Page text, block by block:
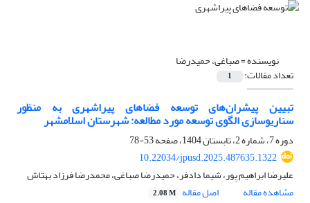
نویسنده =صباغی، حمیدرضا
تعداد مقالات: 1
تبیین پیشران‌های توسعه فضاهای پیراشهری به منظور
سناریو‌سازی الگوی توسعه مورد مطالعه: شهرستان اسلامشهر
دوره 7، شماره 2، تابستان 1404، صفحه
53-78
10.22034/jpusd.2025.487635.1322
علیرضا ابراهیم پور، شیما دادفر، حمیدرضا صباغی، محمدرضا فرزاد بهتاش
مشاهده مقاله
اصل مقاله 2.08 M